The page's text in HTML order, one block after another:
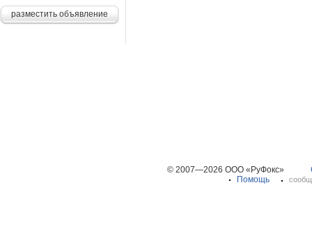
разместить объявление
© 2007—2026 ООО «РуФокс»
Помощь